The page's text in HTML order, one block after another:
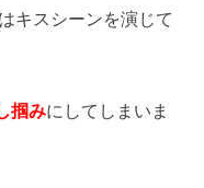
キスシーンを演じて
掴みにしてしまいま